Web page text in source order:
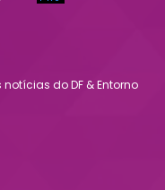
do DF & Entorno